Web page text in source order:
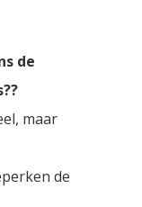
de
maar
de